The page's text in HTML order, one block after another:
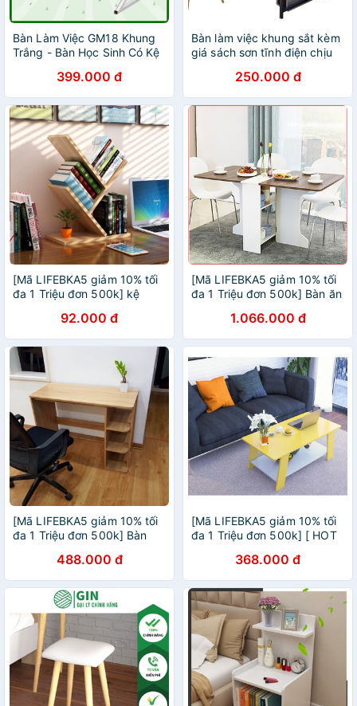
Bàn Làm Việc GM18 Khung
Trắng - Bàn Học Sinh Có Kệ
399.000 đ
Bàn làm việc khung sắt kèm
giá sách sơn tĩnh điện chịu
học, làm việc lắp ráp dễ
dàng-GM12
250.000 đ
[Mã LIFEBKA5 giảm 10% tối
đa 1 Triệu đơn 500k] kệ
92.000 đ
[Mã LIFEBKA5 giảm 10% tối
đa 1 Triệu đơn 500k] Bàn ăn
tích màu sắc hiện đại -
BATM5
1.066.000 đ
[Mã LIFEBKA5 giảm 10% tối
đa 1 Triệu đơn 500k] Bàn
488.000 đ
[Mã LIFEBKA5 giảm 10% tối
đa 1 Triệu đơn 500k] [ HOT
TRÀ KIỂU NHẬT GP67
368.000 đ